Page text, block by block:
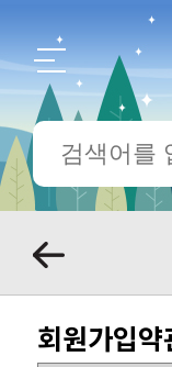
회원가입약